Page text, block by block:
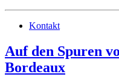
Kontakt
Auf den Spuren
Bordeaux